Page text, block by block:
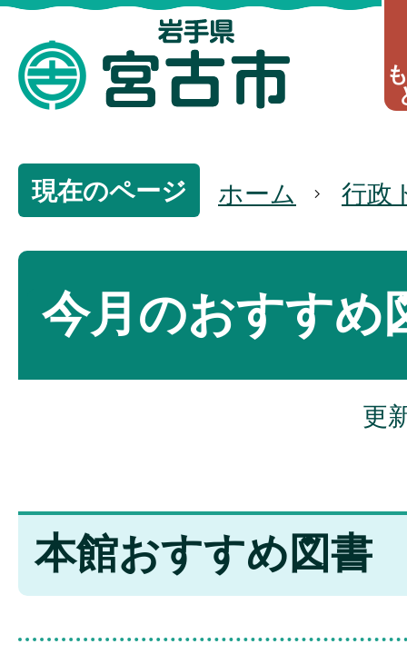
現在のページ ホーム 行政
今月のおすすめ
更
本館おすすめ図書